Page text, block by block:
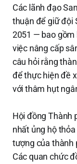
Các lãnh đạo
thuận để giữ đội
2051 — bao gồm
việc nâng cấp
câu hỏi rằng
để thực hiện đề
với thâm hụt
Hội đồng Thành
nhất ủng hộ
tượng của thành
Các quan chức